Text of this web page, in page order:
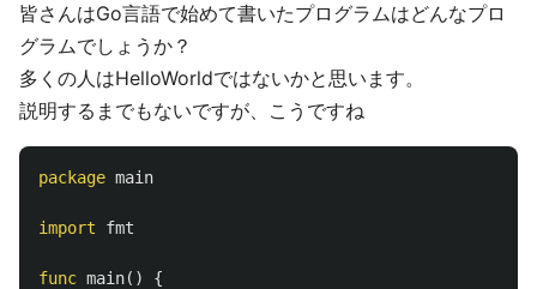
皆さんはGo言語で始めて書いたプログラムはどんなプロ
グラムでしょうか？
多くの人はHelloWorldではないかと思います。
説明するまでもないですが、こうですね
package main
import fmt
func main()
{